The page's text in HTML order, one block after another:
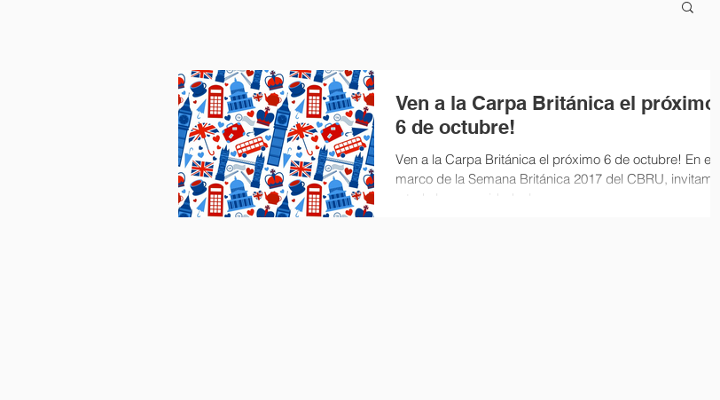
Ven a la Carpa Británica el próximo
6 de octubre!
Ven a la Carpa Británica el próximo 6 de octubre! En el
marco de la Semana Británica 2017 del CBRU, invitamos
a toda la comunidad a la...